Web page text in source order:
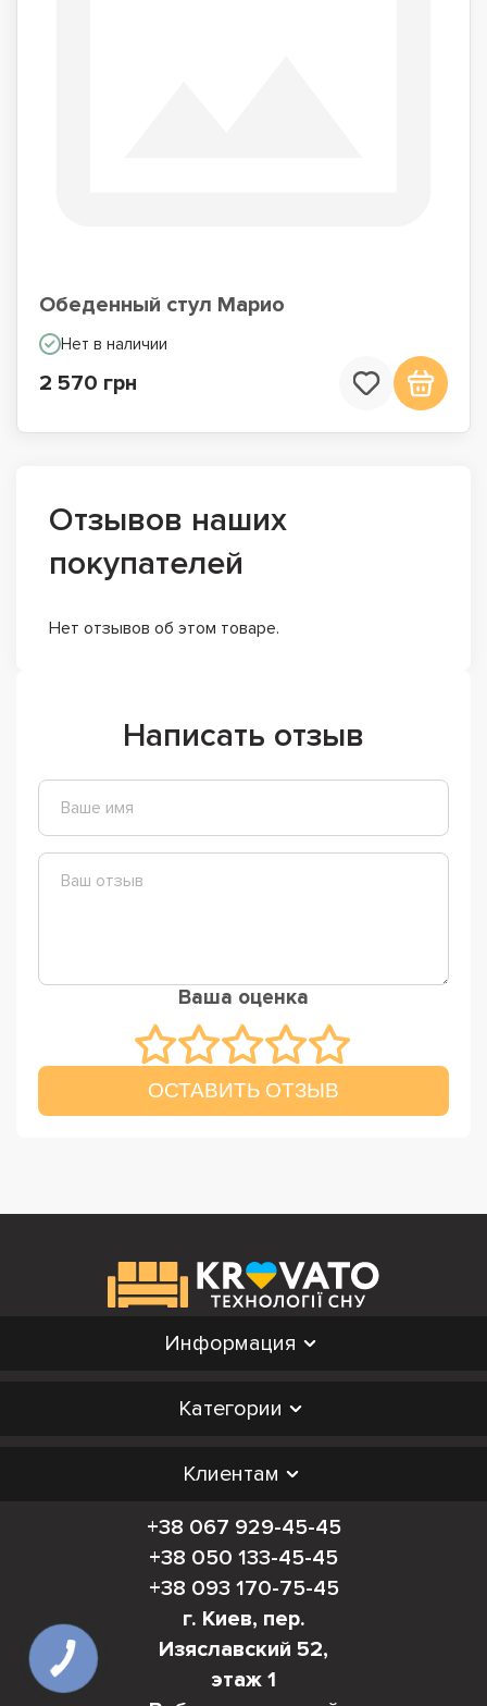
Обеденный стул Марио
Нет в наличии
2 570 грн
Отзывов наших
покупателей
Нет отзывов об этом товаре.
Написать отзыв
Ваша оценка
ОСТАВИТЬ ОТЗЫВ
Информация
Категории
Клиентам
+38 067 929-45-45
+38 050 133-45-45
+38 093 170-75-45
г. Киев, пер.
Изяславский 52,
этаж 1